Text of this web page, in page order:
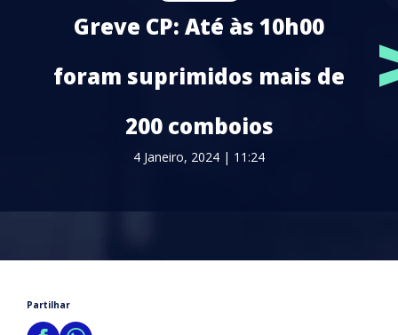
Greve CP: Até às 10h00
foram suprimidos mais de
200 comboios
4 Janeiro, 2024 | 11:24
Partilhar